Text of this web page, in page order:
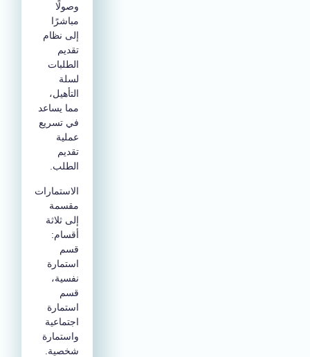
وصولًا
مباشرًا
إلى نظام
تقديم
الطلبات
لسلة
التأهيل،
مما يساعد
في تسريع
عملية
تقديم
الطلب.
الاستمارات
مقسمة
إلى ثلاثة
أقسام:
قسم
استمارة
نفسية،
قسم
استمارة
اجتماعية
واستمارة
شخصية.